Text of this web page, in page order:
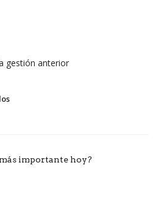
gestión anterior
importante hoy?